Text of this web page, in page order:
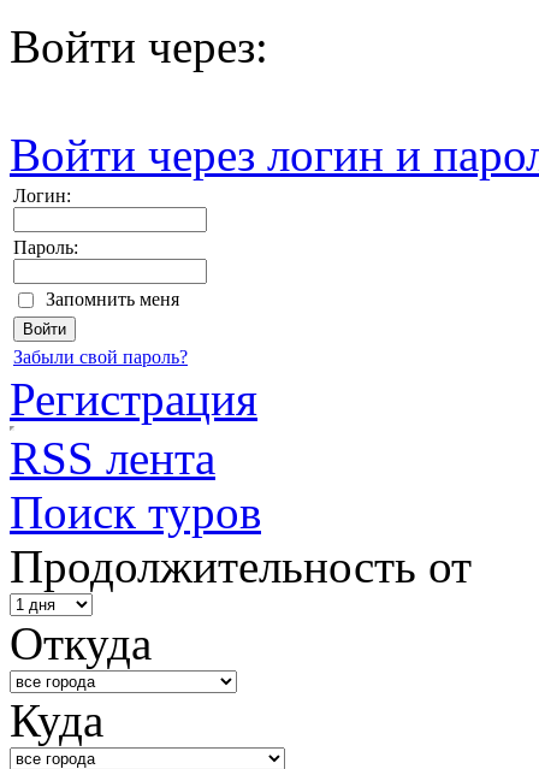
Войти через:
Войти через логин и
Логин:
Пароль:
Запомнить меня
Забыли свой пароль?
Регистрация
RSS лента
Поиск туров
Продолжительность от
Откуда
Куда